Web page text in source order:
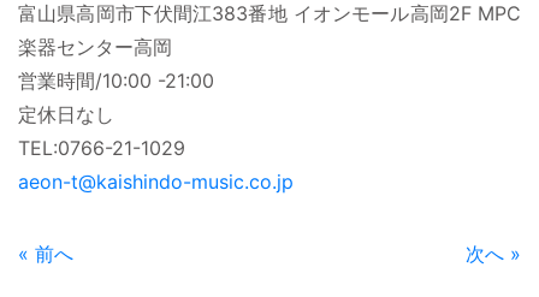
富山県高岡市下伏間江383番地 イオンモール高岡2F MPC
楽器センター高岡
営業時間/10:00 -21:00
定休日なし
TEL:0766-21-1029
aeon-t@kaishindo-music.co.jp
« 前へ 次へ »